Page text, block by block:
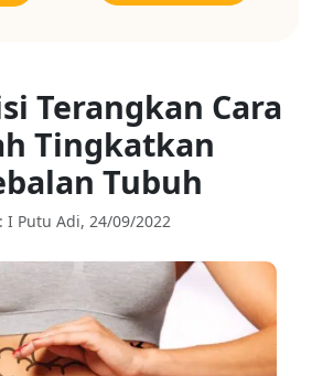
Terangkan Cara
Tingkatkan
Tubuh
I Putu Adi, 24/09/2022